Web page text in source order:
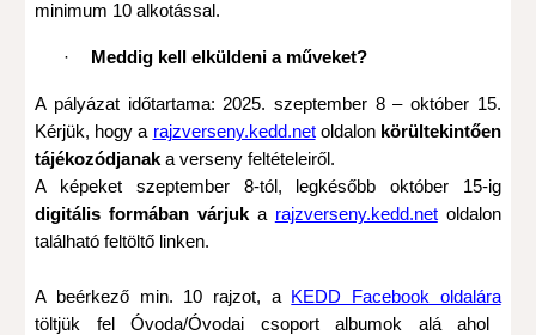
minimum 10 alkotással.
· Meddig kell elküldeni a műveket?
A pályázat időtartama: 2025. szeptember 8 – október 15.
Kérjük, hogy a rajzverseny.kedd.net oldalon körültekintően
tájékozódjanak a verseny feltételeiről.
A képeket szeptember 8-tól, legkésőbb október 15-ig
digitális formában várjuk a rajzverseny.kedd.net oldalon
található feltöltő linken.
A beérkező min. 10 rajzot, a
KEDD Facebook oldalára
töltjük fel Óvoda/Óvodai csoport albumok alá ahol